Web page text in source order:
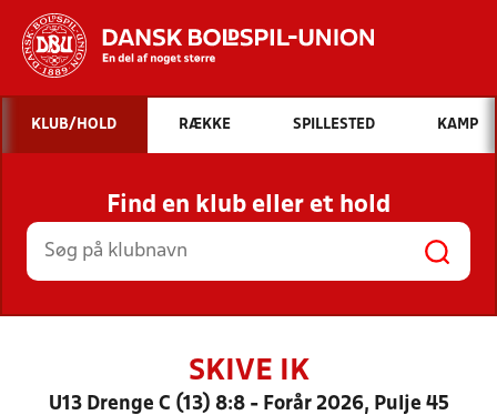
Hvad vil du søge efter?
INDHOLD OG NYHEDER
STILLINGER, RESULTATER, KLUBBER OG
HOLD
KLUB/HOLD RÆKKE SPILLESTED KAMP
Find en klub eller et hold
SKIVE IK
U13 Drenge C (13) 8:8 - Forår 2026, Pulje 45